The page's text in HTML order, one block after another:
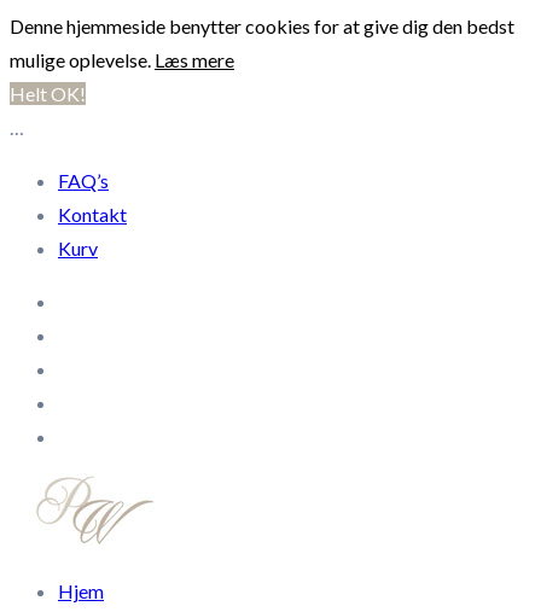
Denne hjemmeside benytter cookies for at give dig den bedst
mulige oplevelse. Læs mere
Helt OK!
…
FAQ’s
Kontakt
Kurv
Hjem